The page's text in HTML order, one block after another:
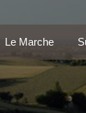
Le Marche
Le Marche